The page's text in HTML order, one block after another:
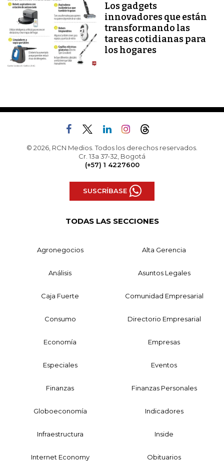
Los gadgets
innovadores que están
transformando las
tareas cotidianas para
los hogares
© 2026, RCN Medios. Todos los derechos reservados.
Cr. 13a 37-32, Bogotá
(+57) 1 4227600
SUSCRÍBASE
TODAS LAS SECCIONES
Agronegocios Alta Gerencia
Análisis Asuntos Legales
Caja Fuerte Comunidad Empresarial
Consumo Directorio Empresarial
Economía Empresas
Especiales Eventos
Finanzas Finanzas Personales
Globoeconomía Indicadores
Infraestructura Inside
Internet Economy Obituarios